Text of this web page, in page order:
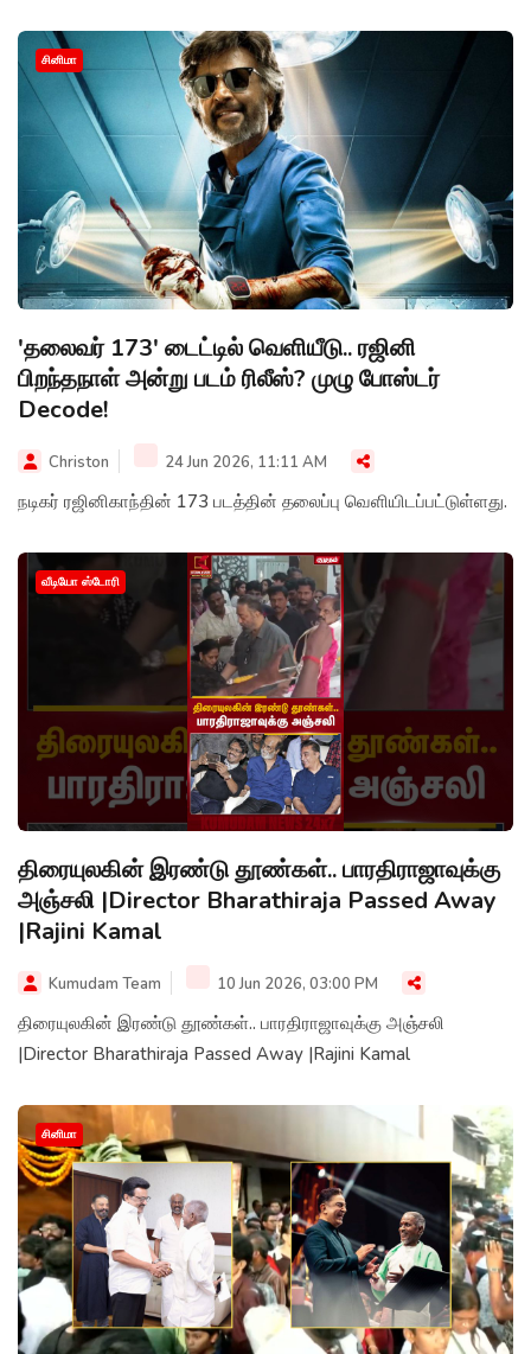
சினிமா
'தலைவர் 173' டைட்டில் வெளியீடு.. ரஜினி
பிறந்தநாள் அன்று படம் ரிலீஸ்? முழு போஸ்டர்
Decode!
Christon 24 Jun 2026, 11:11 AM
நடிகர் ரஜினிகாந்தின் 173 படத்தின் தலைப்பு வெளியிடப்பட்டுள்ளது.
வீடியோ ஸ்டோரி
திரையுலகின் இரண்டு தூண்கள்.. பாரதிராஜாவுக்கு
அஞ்சலி |Director Bharathiraja Passed Away
|Rajini Kamal
Kumudam Team 10 Jun 2026, 03:00 PM
திரையுலகின் இரண்டு தூண்கள்.. பாரதிராஜாவுக்கு அஞ்சலி
|Director Bharathiraja Passed Away |Rajini Kamal
சினிமா